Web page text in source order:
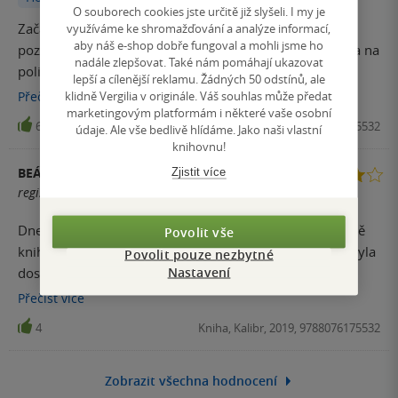
Začátek byl zajímavý, celkem si mě kniha držela, mou
pozornost. Ta však klesla v polovině knihy a já ji nechala na
polici ležet delší dobu. Nakonec jsem se překonala a
dokončila knihu i když to byl těžký úkol pro mne. Nakonec
závěr knihy byl celkem zajímavý a jsem ráda že jsem to
dočetla.
Přečíst více
6 Kniha, Kalibr, 2019, 9788076175532
BEÁTA ROUSOVÁ
registrovaný uživatel
Dnes ráno jsem dočetla tento thriller a musím říct, že mě
kniha nakonec velmi mile překvapila. Ze začátku jsem byla
dost skeptická kvůli hodnocení a taky kvůli absenci
kapitol... Což je pro mě problém, ale postupem jak jsem
knihu četla jsem si zvykla na způsob napsání a mohla jsem
se ponořit do příběhu. Kniha je jiná než cokoliv co jsem
příběhu a dávných tajemstvích a příběhu dvou kamarádů.
Přečístvíce
4 Kniha, Kalibr, 2019, 9788076175532
Zobrazit všechna hodnocení
O souborech cookies jste určitě již slyšeli. I my je
využíváme ke shromažďování a analýze informací,
aby náš e-shop dobře fungoval a mohli jsme ho
nadále zlepšovat. Také nám pomáhají ukazovat
lepší a cílenější reklamu. Žádných 50 odstínů, ale
klidně Vergilia v originále. Váš souhlas může předat
marketingovým platformám i některé vaše osobní
údaje. Ale vše bedlivě hlídáme. Jako naši vlastní
knihovnu!
Zjistit více
Povolit vše
Povolit pouze nezbytné
Nastavení